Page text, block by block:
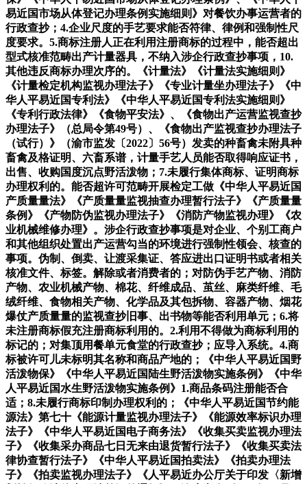
易近国市场从体登记办理条例实施细则》对餐饮办事运营者的
行政查抄；4.企业尺度的手艺要求能否符律、律例和强制性尺
度要求。5.商标注册人正在利用注册商标的过程中，能否超出
型式核准范畴出产计量器具，不纳入涉企行政查抄事项，10.
其他违反商标办理次序的。《计量法》《计量法实施细则》
《计量检定机构监视办理法子》《专业计量坐办理法子》《中
华人平易近国专利法》《中华人平易近国专利法实施细则》
《专利行政法律》《食物平安法》、《食物出产运营监视查抄
办理法子》（总局令第49号）、《食物出产监视查抄办理法子
（试行）》（渝市监发〔2022〕56号）发卖的种畜禽未附具种
畜禽及格证明、六畜系谱，计量手艺人员能否取得响应证书，
出售、收购国度沉点野活泼物；7.未履行集体商标、证明商标
办理权利的。能否超许可范畴开展检定工做《中华人平易近国
产质量量法》《产质量量监视抽查办理暂行法子》《产质量量
条例》《产物防伪监视办理法子》《消防产物监视办理》《农
业机械维修办理》。涉企行政查抄事项是对企业、个别工商户
和其他组织处置出产运营勾当的环境进行强制性领会、核查的
事项。伪制、倒卖、让渡采集证、答应进出口证明书或者相关
核准文件、标签。解除或者消费者的；对防伪手艺产物、消防
产物、农业机械产物、棉花、纤维成品、茧丝、麻类纤维、毛
绒纤维、食物相关产物、化学品及其包拆物、容器产物、烟花
爆仗产质量量的监视查抄旧事、出书物等能否利用单元；6.将
未注册商标假充注册商标利用的。2.利用不得做为商标利用的
标记的；对集顶用餐单元食堂的行政查抄；应导入系统。4.商
标被许可儿未标明其名称和商品产地的；《中华人平易近国野
活泼物保》《中华人平易近国陆生野活泼物实施条例》《中华
人平易近国水生野活泼物实施条例》1.商品条码注册能否合
适；8.未履行商标印制办理权利的；《中华人平易近国节约能
源法》第七十《能源计量监视办理法子》《能源效率标识办理
法子》《中华人平易近国电子商务法》《收集买卖监视办理法
子》《收集采办商品七日无来由退货暂行法子》《收集买卖法
律协查暂行法子》《中华人平易近国拍卖法》《拍卖办理法
子》《拍卖监视办理法子》《人平易近办公厅关于印发〈新增